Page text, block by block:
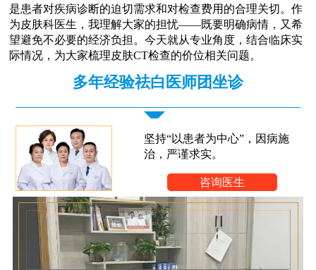
是患者对疾病诊断的迫切需求和对检查费用的合理关切。作
为皮肤科医生，我理解大家的担忧——既要明确病情，又希
望避免不必要的经济负担。今天就从专业角度，结合临床实
际情况，为大家梳理皮肤CT检查的价位相关问题。
多年经验祛白医师团坐诊
坚持“以患者为中心”，因病施
治，严谨求实。
咨询医生